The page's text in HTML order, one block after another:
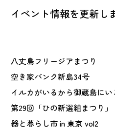
イベント情報を更新し
八丈島フリージアまつり
空き家バンク新島34号
イルカがいるから御蔵島にい
第29回「ひの新選組まつり」
器と暮らし市 in 東京 vol2